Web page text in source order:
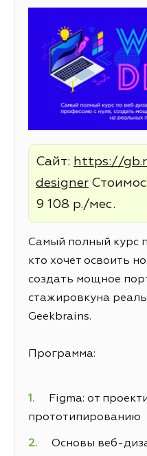
Сайт: https://
designer
9 108 р./мес.
Самый полный курс
кто хочет освоить
создать мощное
стажировкуна
Geekbrains.
Программа:
Figma: от
прототипированию
Основы веб-